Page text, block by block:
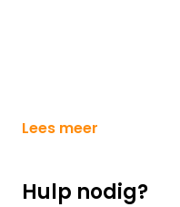
Lees meer
Hulp nodig?